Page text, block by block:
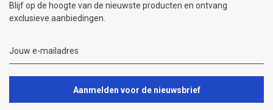
Blijf op de hoogte van de nieuwste producten en ontvang
exclusieve aanbiedingen.
Aanmelden voor de nieuwsbrief